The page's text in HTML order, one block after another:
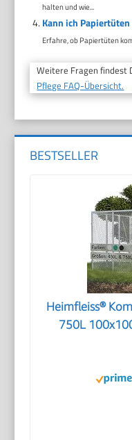
halten und wie...
Kann ich
Erfahre, ob Papiertüten
Weitere Fragen findest
Pflege FAQ-Übersicht.
BESTSELLER
Heimfleiss®
750L